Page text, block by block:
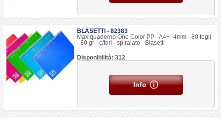
BLASETTI - 82383
Maxiquaderno One Color PP - A4+- 4mm - 80 fogli
- 80 gr - c/fori - spiralato - Blasetti
Disponibilità: 312
Info